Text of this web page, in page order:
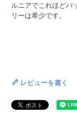
ルニアでこれほどバ
リーは希少です。
レビューを書く